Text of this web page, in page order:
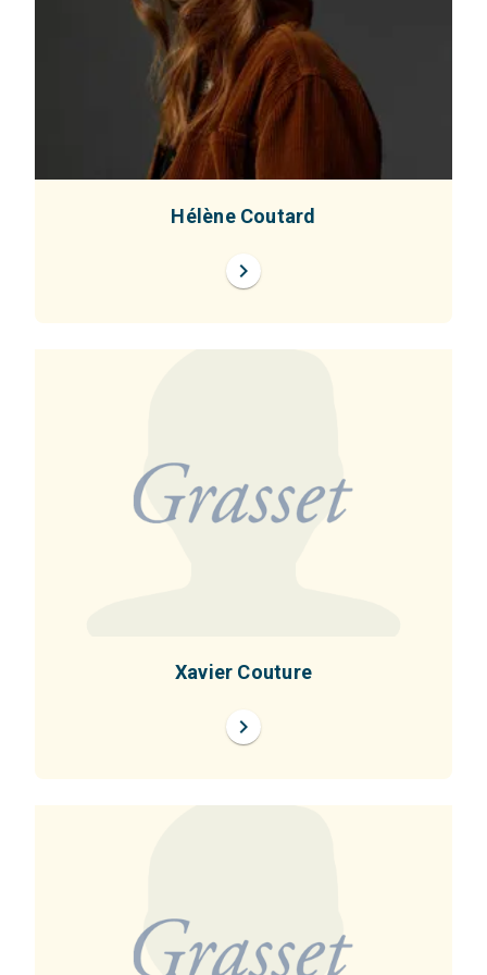
Hélène Coutard
chevron_right
Xavier Couture
chevron_right